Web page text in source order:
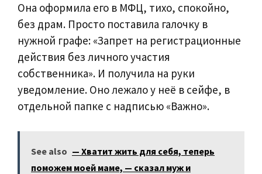
Она оформила его в МФЦ, тихо, спокойно,
без драм. Просто поставила галочку в
нужной графе: «Запрет на регистрационные
действия без личного участия
собственника». И получила на руки
уведомление. Оно лежало у неё в сейфе, в
отдельной папке с надписью «Важно».
See also — Хватит жить для себя, теперь
поможем моей маме, — сказал муж и